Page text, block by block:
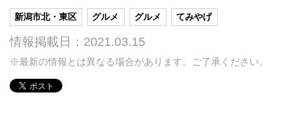
新潟市北・東区 グルメ グルメ てみやげ
情報掲載日：2021.03.15
※最新の情報とは異なる場合があります。ご了承ください。